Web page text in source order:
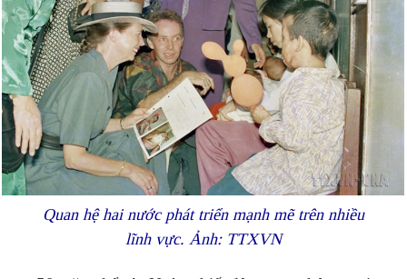
Quan hệ hai nước phát triển mạnh mẽ trên nhiều
lĩnh vực. Ảnh: TTXVN